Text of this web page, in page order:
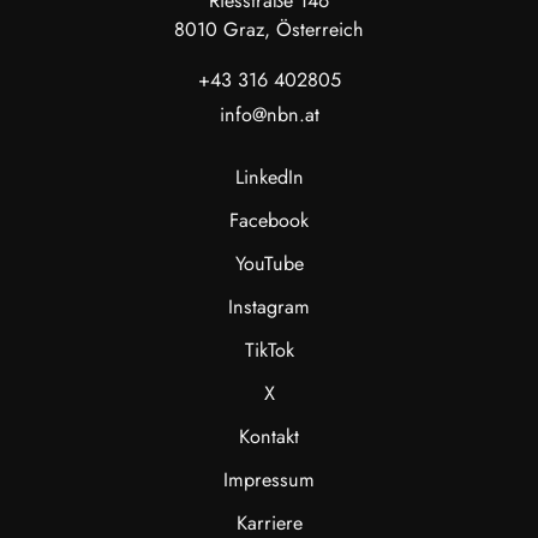
Räumliche Auflösung IVOF8010 Graz, Österreich
+43 316 402805
info@nbn.at
LinkedIn
Facebook
YouTube
Instagram
TikTok
X
Kontakt
Impressum
Karriere